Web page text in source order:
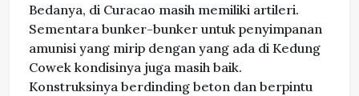
Bedanya, di Curacao masih memiliki artileri.
Sementara bunker-bunker untuk penyimpanan
amunisi yang mirip dengan yang ada di Kedung
Cowek kondisinya juga masih baik.
Konstruksinya berdinding beton dan berpintu